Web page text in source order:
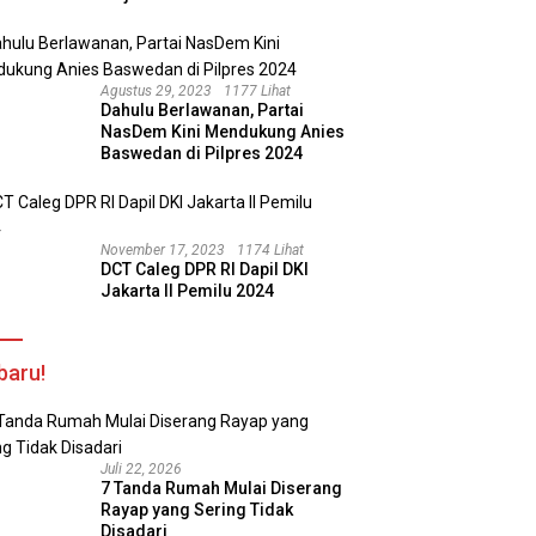
Agustus 29, 2023 1177 Lihat
Dahulu Berlawanan, Partai
NasDem Kini Mendukung Anies
Baswedan di Pilpres 2024
November 17, 2023 1174 Lihat
DCT Caleg DPR RI Dapil DKI
Jakarta II Pemilu 2024
Juli 22, 2026
7 Tanda Rumah Mulai Diserang
Rayap yang Sering Tidak
Disadari